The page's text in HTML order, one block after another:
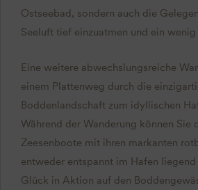
Ostseebad, sondern auch die
Seeluft tief einzuatmen und ein wenig
Eine weitere abwechslungsreiche
einem Plattenweg durch die
Boddenlandschaft zum idyllischen
Während der Wanderung können Sie
Zeesenboote mit ihren markanten
entweder entspannt im Hafen
Glück in Aktion auf den